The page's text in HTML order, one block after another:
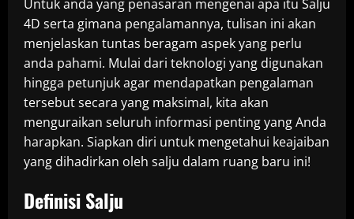
Untuk anda yang penasaran mengenai apa itu Salju
4D serta gimana pengalamannya, tulisan ini akan
menjelaskan tuntas beragam aspek yang perlu
anda pahami. Mulai dari teknologi yang digunakan
hingga petunjuk agar mendapatkan pengalaman
tersebut secara yang maksimal, kita akan
menguraikan seluruh informasi penting yang Anda
harapkan. Siapkan diri untuk mengetahui keajaiban
yang dihadirkan oleh salju dalam ruang baru ini!
Definisi Salju